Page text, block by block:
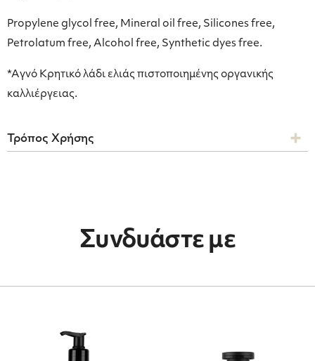
Propylene glycol free, Mineral oil free, Silicones free,
Petrolatum free, Alcohol free, Synthetic dyes free.
*Aγνό Κρητικό λάδι ελιάς πιστοποιημένης οργανικής
καλλιέργειας.
Τρόπος Χρήσης
Συνδυάστε με